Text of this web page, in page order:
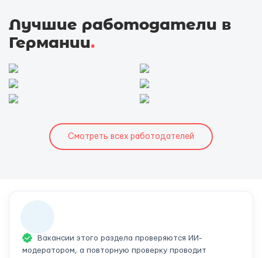
Лучшие работодатели в
Германии.
Смотреть всех работодателей
Вакансии этого раздела проверяются ИИ-
модератором, а повторную проверку проводит